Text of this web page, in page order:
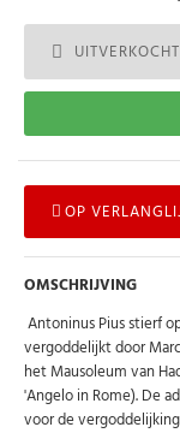
UITVERKOCHT
OP
OMSCHRIJVING
Antoninus Pius stierf
vergoddelijkt door
het Mausoleum van
'Angelo in Rome). De
voor de